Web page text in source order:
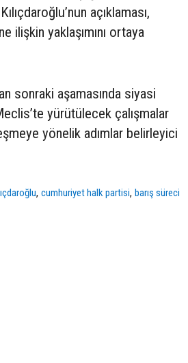
açıklaması,
ilişkin yaklaşımını ortaya
sonraki aşamasında siyasi
yürütülecek çalışmalar
yönelik adımlar belirleyici
,cumhuriyet halk partisi,barış süreci